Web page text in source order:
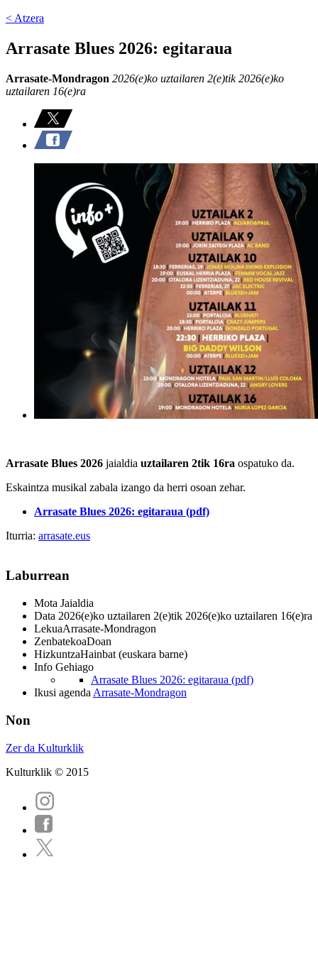
< Atzera
Arrasate Blues 2026: egitaraua
Arrasate-Mondragon 2026(e)ko uztailaren 2(e)tik 2026(e)ko
uztailaren 16(e)ra
Arrasate Blues 2026 jaialdia uztailaren 2tik 16ra ospatuko da.
Eskaintza musikal zabala izango da herri osoan zehar.
Arrasate Blues 2026: egitaraua (pdf)
Iturria: arrasate.eus
Laburrean
Mota Jaialdia
Data 2026(e)ko uztailaren 2(e)tik 2026(e)ko uztailaren 16(e)ra
LekuaArrasate-Mondragon
ZenbatekoaDoan
HizkuntzaHainbat (euskara barne)
Info Gehiago
Arrasate Blues 2026: egitaraua (pdf)
Ikusi agenda Arrasate-Mondragon
Non
Zer da Kulturklik
Kulturklik © 2015